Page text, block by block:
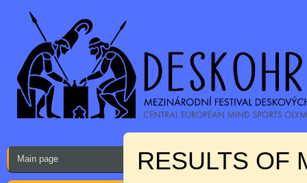
Main page RESULTS OF